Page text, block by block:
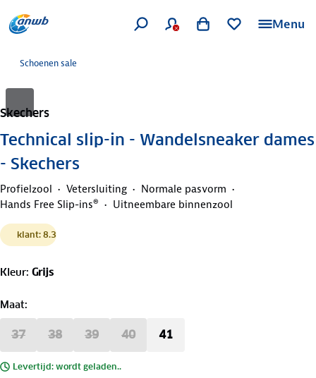
Menu
Schoenen sale
Skechers
Technical slip-in - Wandelsneaker dames
- Skechers
Profielzool Vetersluiting
Normale pasvorm
Hands Free Slip-ins®
Uitneembare binnenzool
klant: 8.3
Kleur: Grijs
Maat:
37 38 39 40 41
Levertijd: wordt geladen..